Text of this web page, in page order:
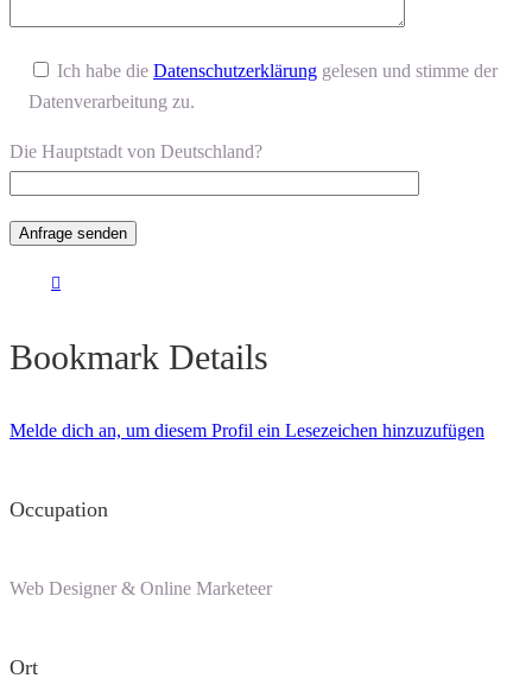
Ich habe die Datenschutzerklärung gelesen und stimme der
Datenverarbeitung zu.
Die Hauptstadt von Deutschland?
Bookmark Details
Melde dich an, um diesem Profil ein Lesezeichen hinzuzufügen
Occupation
Web Designer & Online Marketeer
Ort